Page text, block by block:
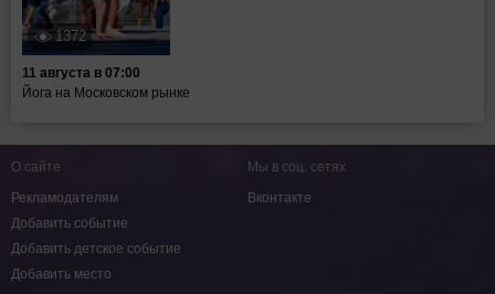
1372
11 августа в 07:00
Йога на Московском рынке
О сайте
Рекламодателям
Добавить событие
Добавить детское событие
Добавить место
Мы в соц. сетях
Вконтакте